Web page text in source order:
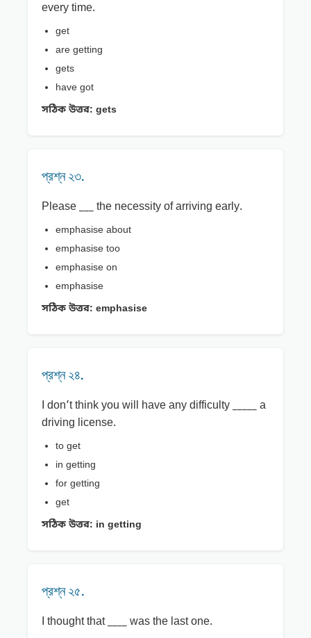
every time.
get
are getting
gets
have got
সঠিক উত্তর: gets
প্রশ্ন ২৩.
Please ___ the necessity of arriving early.
emphasise about
emphasise too
emphasise on
emphasise
সঠিক উত্তর: emphasise
প্রশ্ন ২৪.
I don’t think you will have any difficulty _____ a
driving license.
to get
in getting
for getting
get
সঠিক উত্তর: in getting
প্রশ্ন ২৫.
I thought that ____ was the last one.